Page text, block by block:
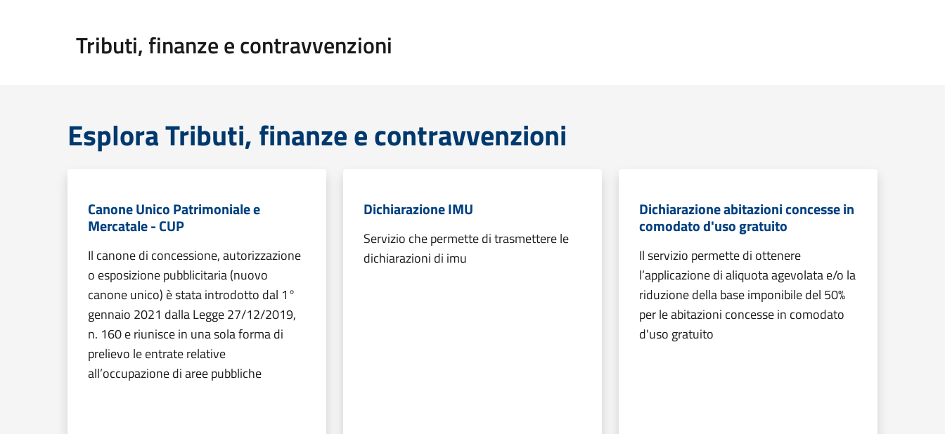
Tributi, finanze e contravvenzioni
Esplora Tributi, finanze e contravvenzioni
Canone Unico Patrimoniale e
Mercatale - CUP
Il canone di concessione, autorizzazione
o esposizione pubblicitaria (nuovo
canone unico) è stata introdotto dal 1°
gennaio 2021 dalla Legge 27/12/2019,
n. 160 e riunisce in una sola forma di
prelievo le entrate relative
all’occupazione di aree pubbliche
Dichiarazione IMU
Servizio che permette di trasmettere le
dichiarazioni di imu
Dichiarazione abitazioni concesse in
comodato d'uso gratuito
Il servizio permette di ottenere
l’applicazione di aliquota agevolata e/o la
riduzione della base imponibile del 50%
per le abitazioni concesse in comodato
d'uso gratuito